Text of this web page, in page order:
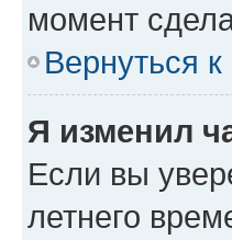
момент
Вернуться
Я изменил
Если вы
летнего